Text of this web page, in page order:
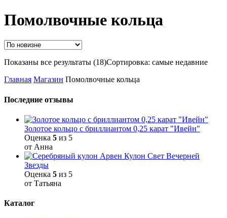
Помолвочные кольца
Показаны все результаты (18)Сортировка: самые недавние
Главная Магазин Помолвочные кольца
Последние отзывы
Золотое кольцо с бриллиантом 0,25 карат "Ивейн"
Оценка 5 из 5
от Анна
Кулон Свет Вечерней
Звезды
Оценка 5 из 5
от Татьяна
Каталог